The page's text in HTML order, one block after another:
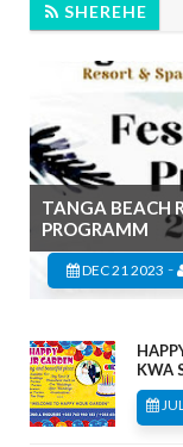
SHEREHE
TANGA BEACH
PROGRAMM
DEC 21 2023 -
KWA